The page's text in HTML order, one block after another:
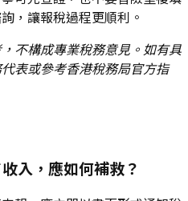
，讓報稅過程更順利。
不構成專業稅務意見。如有具
表或參考香港稅務局官方指
入，應如何補救？